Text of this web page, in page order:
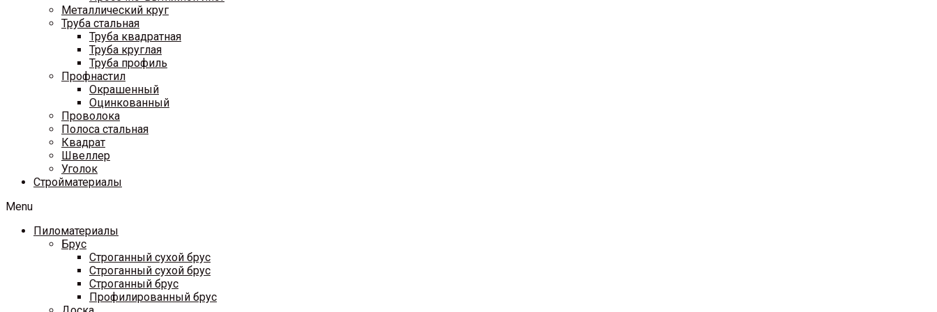
Металлический круг
Труба стальная
Труба квадратная
Труба круглая
Труба профиль
Профнастил
Окрашенный
Оцинкованный
Проволока
Полоса стальная
Квадрат
Швеллер
Уголок
Стройматериалы
Menu
Пиломатериалы
Брус
Строганный сухой брус
Строганный сухой брус
Строганный брус
Профилированный брус